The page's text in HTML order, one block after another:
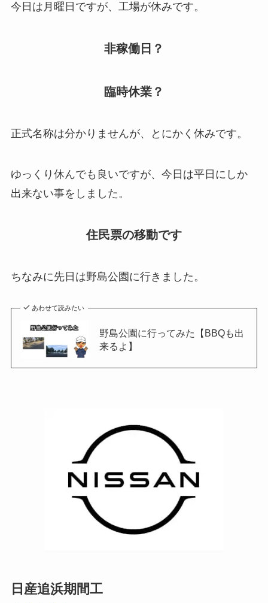
今日は月曜日ですが、工場が休みです。
非稼働日？
臨時休業？
正式名称は分かりませんが、とにかく休みです。
ゆっくり休んでも良いですが、今日は平日にしか
出来ない事をしました。
住民票の移動です
ちなみに先日は野島公園に行きました。
あわせて読みたい
野島公園に行ってみた【BBQも出
来るよ】
日産追浜期間工